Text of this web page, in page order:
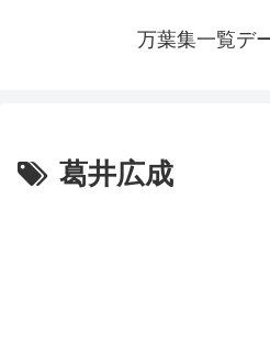
万葉集一覧デ
葛井広成